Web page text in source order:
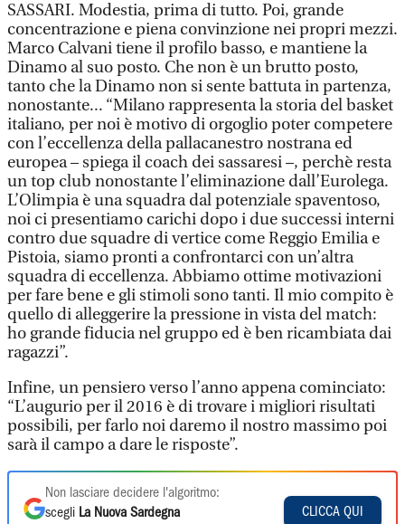
SASSARI. Modestia, prima di tutto. Poi, grande
concentrazione e piena convinzione nei propri mezzi.
Marco Calvani tiene il profilo basso, e mantiene la
Dinamo al suo posto. Che non è un brutto posto,
tanto che la Dinamo non si sente battuta in partenza,
nonostante... “Milano rappresenta la storia del basket
italiano, per noi è motivo di orgoglio poter competere
con l’eccellenza della pallacanestro nostrana ed
europea – spiega il coach dei sassaresi –, perchè resta
un top club nonostante l’eliminazione dall’Eurolega.
L’Olimpia è una squadra dal potenziale spaventoso,
noi ci presentiamo carichi dopo i due successi interni
contro due squadre di vertice come Reggio Emilia e
Pistoia, siamo pronti a confrontarci con un’altra
squadra di eccellenza. Abbiamo ottime motivazioni
per fare bene e gli stimoli sono tanti. Il mio compito è
quello di alleggerire la pressione in vista del match:
ho grande fiducia nel gruppo ed è ben ricambiata dai
ragazzi”.
Infine, un pensiero verso l’anno appena cominciato:
“L’augurio per il 2016 è di trovare i migliori risultati
possibili, per farlo noi daremo il nostro massimo poi
sarà il campo a dare le risposte”.
Non lasciare decidere l'algoritmo:
scegli La Nuova Sardegna
CLICCA QUI